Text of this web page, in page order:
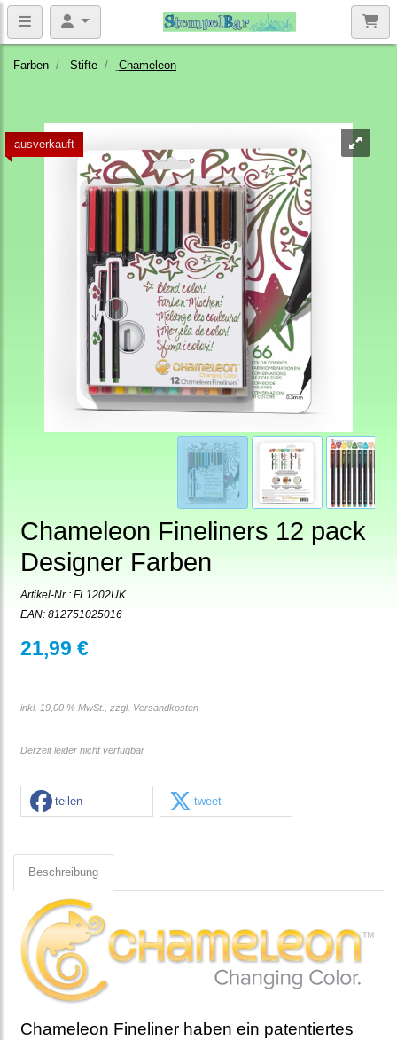
Farben Stifte Chameleon
ausverkauft
Chameleon Fineliners 12 pack
Designer Farben
Artikel-Nr.: FL1202UK
EAN: 812751025016
21,99 €
inkl. 19,00 % MwSt., zzgl. Versandkosten
Derzeit leider nicht verfügbar
teilen tweet
Beschreibung
Chameleon Fineliner haben ein patentiertes